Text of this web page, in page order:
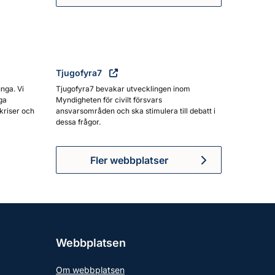
Vi
och
Tjugofyra7
Tjugofyra7 bevakar utvecklingen inom
Myndigheten för civilt försvars
ansvarsområden och ska stimulera till debatt i
dessa frågor.
Fler webbplatser
Webbplatsen
Om webbplatsen